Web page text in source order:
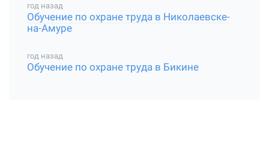
год назад
Обучение по охране труда в Николаевске-
на-Амуре
год назад
Обучение по охране труда в Бикине